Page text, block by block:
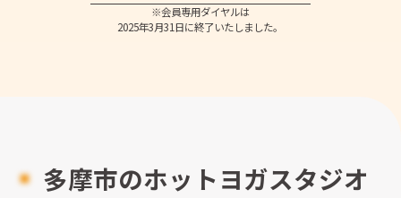
※会員専用ダイヤルは
2025年3月31日に終了いたしました。
多摩市のホットヨガスタジオ